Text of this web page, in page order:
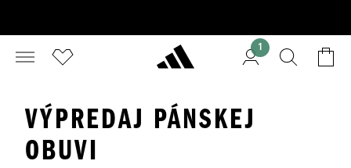
1
VÝPREDAJ PÁNSKEJ
OBUVI